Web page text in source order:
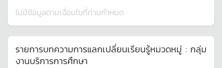
ไม่มีข้อมูลตามเงื่อนไขที่ท่านกำหนด
รายการบทความการแลกเปลี่ยนเรียนรู้หมวดหมู่ : กลุ่ม
งานบริการการศึกษา